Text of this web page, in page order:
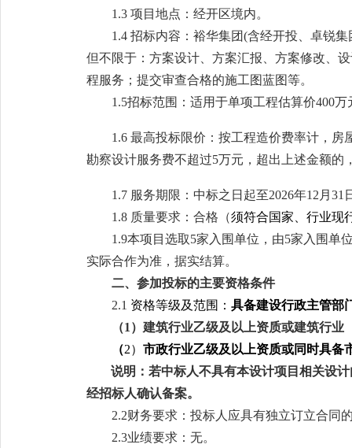
1 .3 项目地点： 经开区境内。
1 .4 招标内容： 裕华集团(含经开投、卓锐集
但不限于：方案设计
方案汇报 方案修改
程服务；提交审查合格的施工图蓝图等。
1.5招标范围：适用于单项工程估算价400
1.6 最高投标限价：按工程造价费率计，房
勘察设计服务费不超过5万元，超出上述金额的
1 .7 服务期限：中标之日起至2026年12月31
1.8 质量要求： 合格（须符合国家、行业现
1.9本项目选取5家入围单位，由5家入围单
实际合作为准，据实结算。
二、 参加投标的主要资格条件
2.1 资格等级及范围： 具备建设行政主管部
（1） 建筑行业乙级及 以上资质或建筑行业
（2） 市政行业乙级及以上资质或同时具备
说明：若中标人不具有本设计项目相关设
经招标人确认备案。
2.2财务要求：投标人应具有独立订立合同
2.3业绩要求：无。